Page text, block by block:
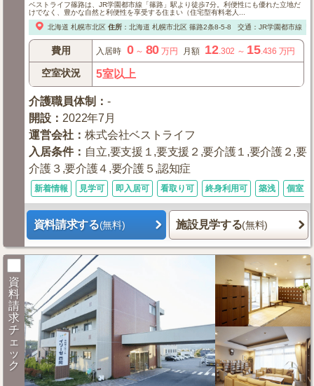
ベストライフ篠路は、JR学園都市線「篠路」駅より徒歩7分。利便性にも優れた立地だ
けでなく、豊かな自然と利便性を享受する住まい（住宅型有料老人...
北海道 札幌市北区 住所： 北海道 札幌市北区 篠路2条8-5-8 交通：JR学園都市線「
費用 入居時 0～ 80 万円 月額 12.302 ～ 15.436 万円
空室状況 5室以上
介護職員体制 ：-
開設 ：2022年7月
運営会社 ：株式会社ベストライフ
入居条件： 自立,要支援１,要支援２,要介護１,要介護２,要
介護３,要介護４,要介護５,認知症
新着情報 見学可 即入居可 看取り可 終身利用可 築浅 個室あ
資料請求する(無料) 施設見学する(無料)
資
料
請
求
チ
ェ
ッ
ク